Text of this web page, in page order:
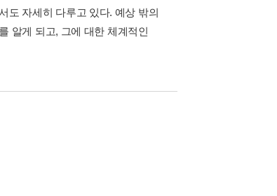
도 자세히 다루고 있다. 예상 밖의
알게 되고, 그에 대한 체계적인